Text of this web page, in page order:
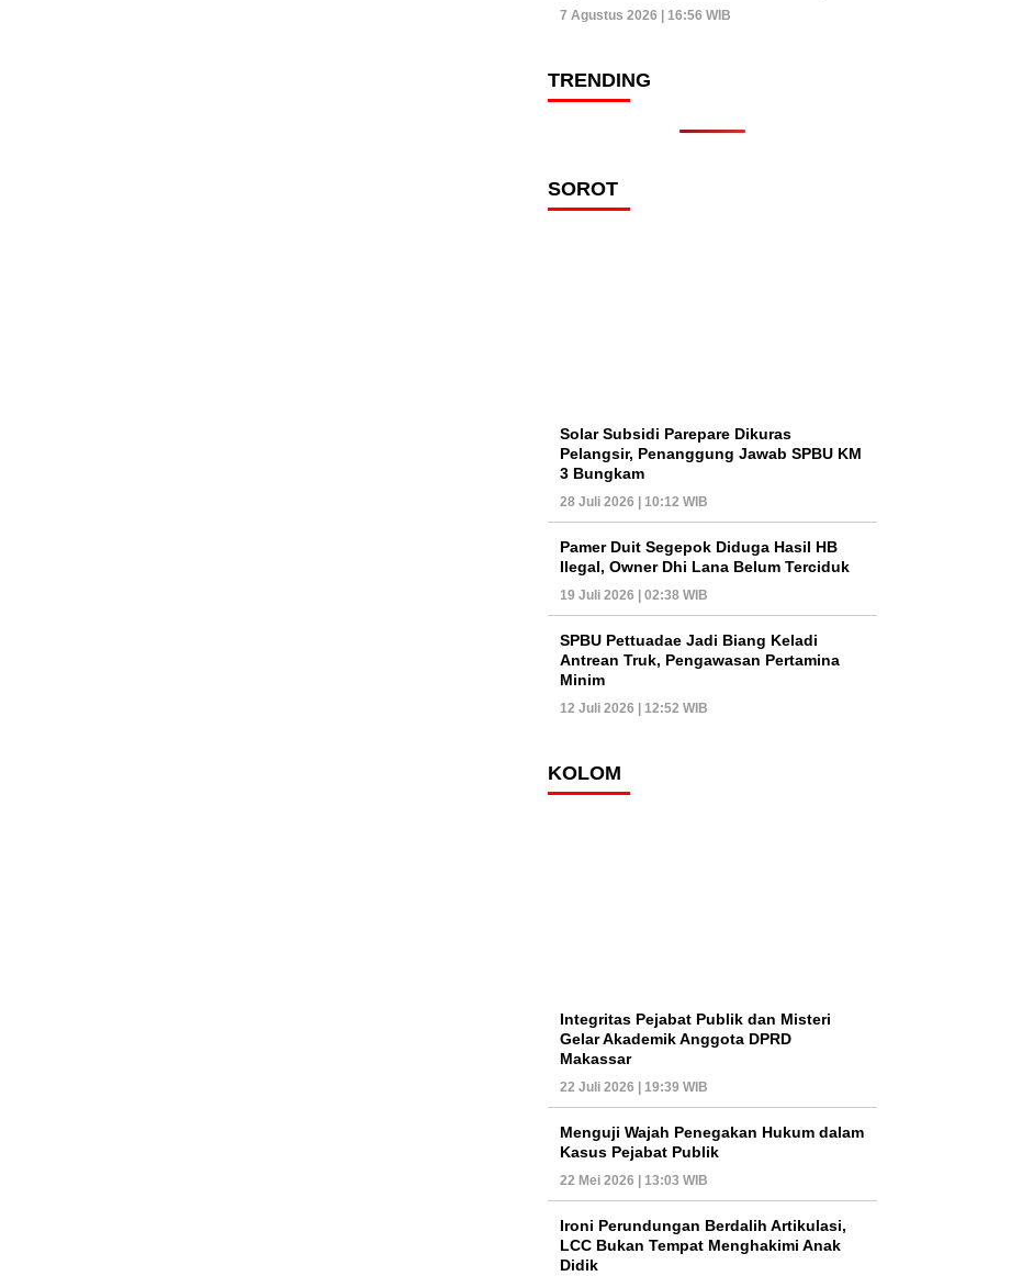
7 Agustus 2026 | 16:56 WIB
TRENDING
SOROT
Solar Subsidi Parepare Dikuras
Pelangsir, Penanggung Jawab SPBU KM
3 Bungkam
28 Juli 2026 | 10:12 WIB
Pamer Duit Segepok Diduga Hasil HB
Ilegal, Owner Dhi Lana Belum Terciduk
19 Juli 2026 | 02:38 WIB
SPBU Pettuadae Jadi Biang Keladi
Antrean Truk, Pengawasan Pertamina
Minim
12 Juli 2026 | 12:52 WIB
KOLOM
Integritas Pejabat Publik dan Misteri
Gelar Akademik Anggota DPRD
Makassar
22 Juli 2026 | 19:39 WIB
Menguji Wajah Penegakan Hukum dalam
Kasus Pejabat Publik
22 Mei 2026 | 13:03 WIB
Ironi Perundungan Berdalih Artikulasi,
LCC Bukan Tempat Menghakimi Anak
Didik